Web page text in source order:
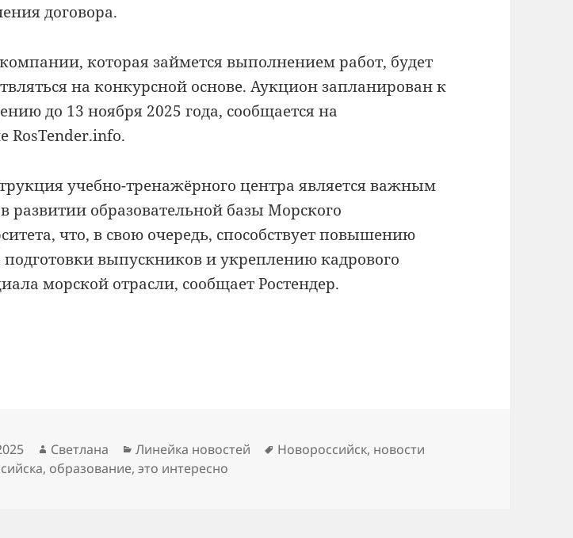
договора.
которая займется выполнением работ, будет
на конкурсной основе. Аукцион запланирован к
до 13 ноября 2025 года, сообщается на
RosTender.info.
учебно-тренажёрного центра является важным
развитии образовательной базы Морского
что, в свою очередь, способствует повышению
подготовки выпускников и укреплению кадрового
морской отрасли, сообщает Ростендер.
Автор
Светлана Рубрики
Линейка новостей Метки
Новороссийск, новости
, образование,это интересно